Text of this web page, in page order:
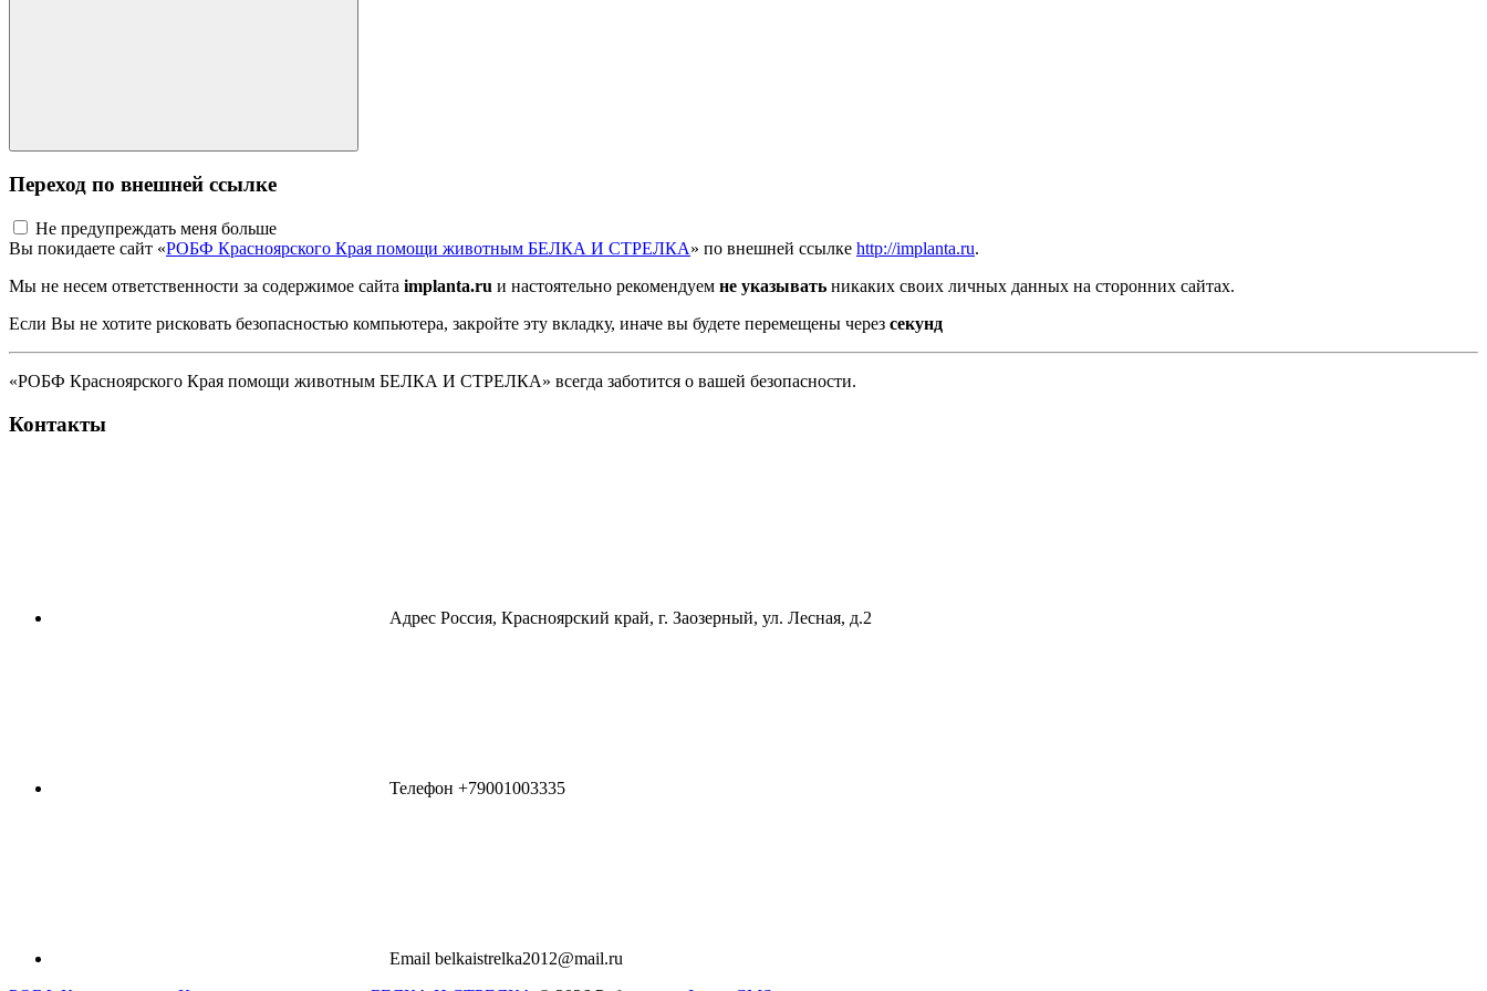
Переход по внешней ссылке
Не предупреждать меня больше
Вы покидаете сайт «РОБФ Красноярского Края помощи животным БЕЛКА И СТРЕЛКА» по внешней ссылке http://implanta.ru.
Мы не несем ответственности за содержимое сайта implanta.ru и настоятельно рекомендуем не указывать никаких своих личных данных на сторонних сайтах.
Если Вы не хотите рисковать безопасностью компьютера, закройте эту вкладку, иначе вы будете перемещены через секунд
«РОБФ Красноярского Края помощи животным БЕЛКА И СТРЕЛКА» всегда заботится о вашей безопасности.
Контакты
Адрес Россия, Красноярский край, г. Заозерный, ул. Лесная, д.2
Телефон +79001003335
Email belkaistrelka2012@mail.ru